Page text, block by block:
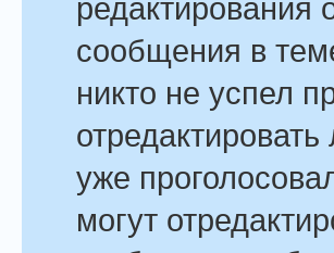
редактирования
сообщения в
никто не успел
уже
могут